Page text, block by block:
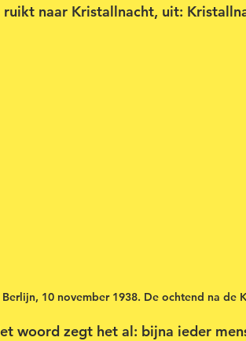
ruikt naar Kristallnacht, uit:
Berlijn, 10 november 1938. De ochtend na de
woord zegt het al: bijna ieder